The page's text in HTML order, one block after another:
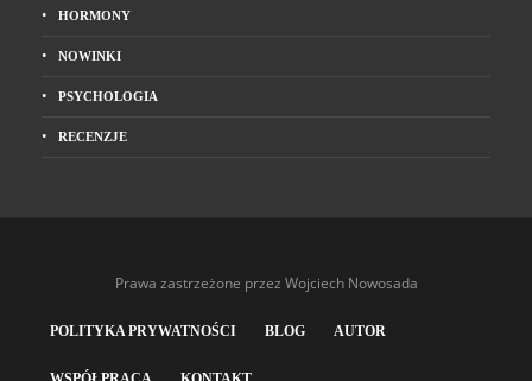
HORMONY
NOWINKI
PSYCHOLOGIA
RECENZJE
Prawa zastrzeżone przez Wojciech Nowosada
POLITYKA PRYWATNOŚCI BLOG AUTOR